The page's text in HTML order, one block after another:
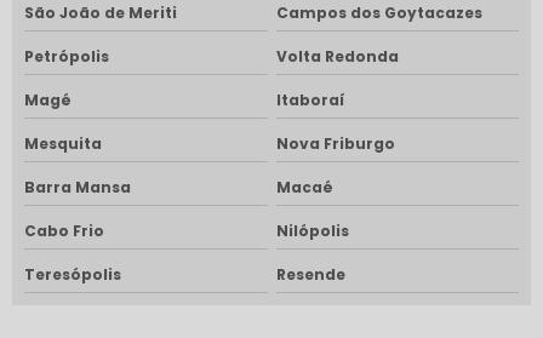
São João de Meriti Campos dos Goytacazes
Petrópolis Volta Redonda
Magé Itaboraí
Mesquita Nova Friburgo
Barra Mansa Macaé
Cabo Frio Nilópolis
Teresópolis Resende